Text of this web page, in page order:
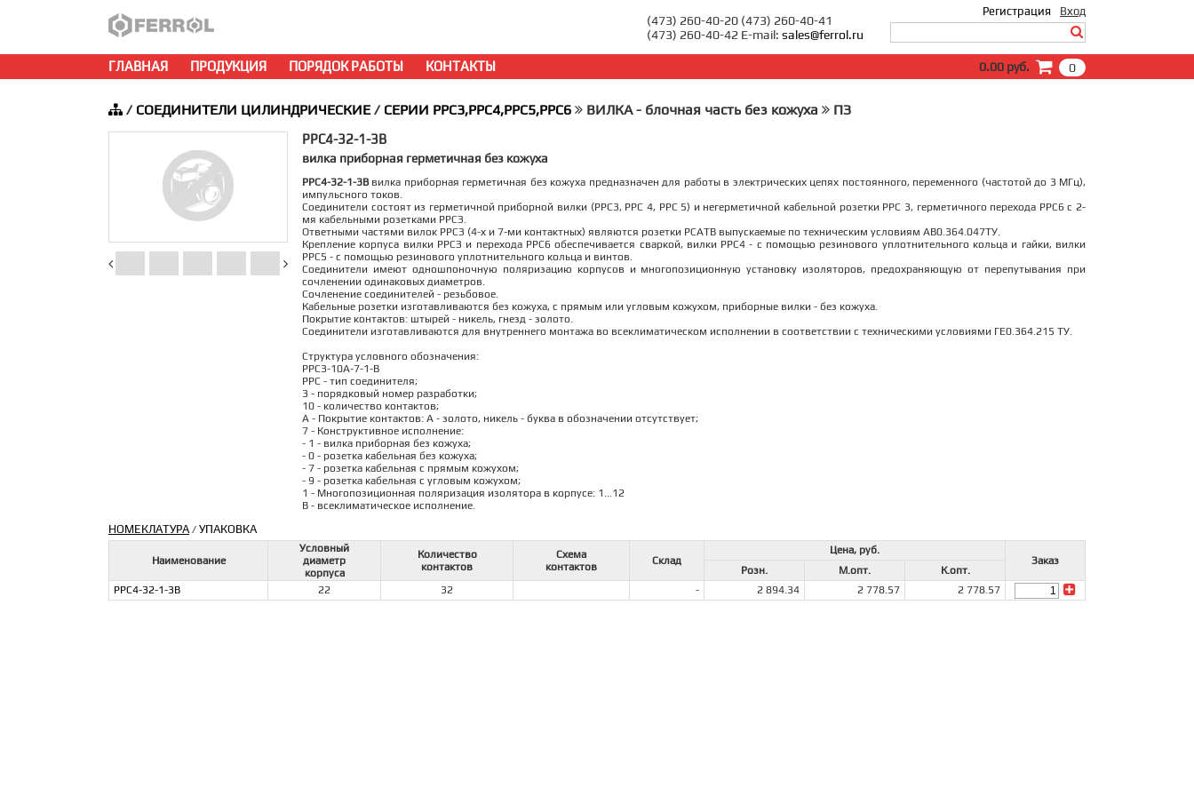
Вход
Регистрация
(473) 260-40-20 (473) 260-40-41
(473) 260-40-42 E-mail: sales@ferrol.ru
ГЛАВНАЯ ПРОДУКЦИЯ ПОРЯДОК РАБОТЫ КОНТАКТЫ 0
0.00 руб.
/ СОЕДИНИТЕЛИ ЦИЛИНДРИЧЕСКИЕ/ СЕРИИ РРС3,РРС4,РРС5,РРС6 ВИЛКА - блочная часть без кожуха ПЗ
РРС4-32-1-3В
вилка приборная герметичная без кожуха
РРС4-32-1-3Ввилка приборная герметичная без кожуха предназначен для работы в электрических цепях постоянного, переменного (частотой до 3 МГц),
импульсного токов.
Соединители состоят из герметичной приборной вилки (РРС3, РРС 4, РРС 5) и негерметичной кабельной розетки РРС 3, герметичного перехода РРС6 с 2-
мя кабельными розетками РРСЗ.
Ответными частями вилок РРСЗ (4-х и 7-ми контактных) являются розетки РСАТВ выпускаемые по техническим условиям АВ0.364.047ТУ.
Крепление корпуса вилки РРСЗ и перехода РРС6 обеспечивается сваркой, вилки РРС4 - с помощью резинового уплотнительного кольца и гайки, вилки
РРС5 - с помощью резинового уплотнительного кольца и винтов.
Соединители имеют одношпоночную поляризацию корпусов и многопозиционную установку изоляторов, предохраняющую от перепутывания при
сочленении одинаковых диаметров.
Сочленение соединителей - резьбовое.
Кабельные розетки изготавливаются без кожуха, с прямым или угловым кожухом, приборные вилки - без кожуха.
Покрытие контактов: штырей - никель, гнезд - золото.
Соединители изготавливаются для внутреннего монтажа во всеклиматическом исполнении в соответствии с техническими условиями ГЕ0.364.215 ТУ.
Структура условного обозначения:
РРС3-10А-7-1-В
РРС - тип соединителя;
3 - порядковый номер разработки;
10 - количество контактов;
А - Покрытие контактов: А - золото, никель - буква в обозначении отсутствует;
7 - Конструктивное исполнение:
- 1 - вилка приборная без кожуха;
- 0 - розетка кабельная без кожуха;
- 7 - розетка кабельная с прямым кожухом;
- 9 - розетка кабельная с угловым кожухом;
1 - Многопозиционная поляризация изолятора в корпусе: 1...12
В - всеклиматическое исполнение.
НОМЕКЛАТУРА/ УПАКОВКА
Наименование
Условный
диаметр
корпуса
Количество
контактов
Схема
контактов
Склад
Цена, руб.
Заказ
Розн. М.опт.
К.опт.
РРС4-32-1-3В
22 32 - 2 894.34 2 778.57 2 778.57